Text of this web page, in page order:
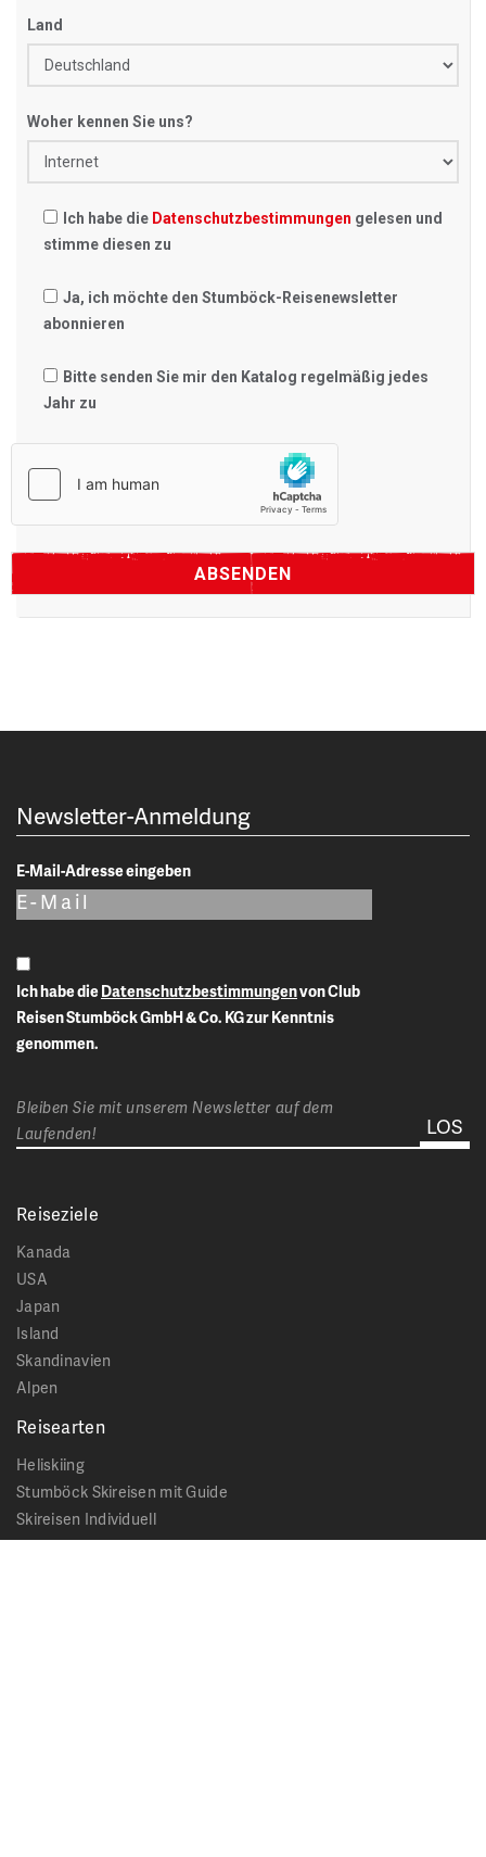
Land
Woher kennen Sie uns?
Ich habe die Datenschutzbestimmungen gelesen und
stimme diesen zu
Ja, ich möchte den Stumböck-Reisenewsletter
abonnieren
Bitte senden Sie mir den Katalog regelmäßig jedes
Jahr zu
Newsletter-Anmeldung
E-Mail-Adresse eingeben
Ich habe dieDatenschutzbestimmungen
Reisen Stumböck GmbH & Co. KG zur Kenntnis
genommen.
Bleiben Sie mit unserem Newsletter auf dem
Laufenden!
Reiseziele
Kanada
USA
Japan
Island
Skandinavien
Alpen
Reisearten
Heliskiing
Stumböck Skireisen mit Guide
Skireisen Individuell
Catskiing